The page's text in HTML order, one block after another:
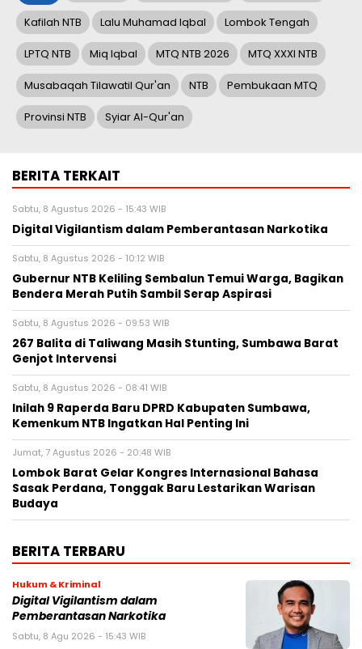
Kafilah NTB Lalu Muhamad Iqbal Lombok Tengah
LPTQ NTB Miq Iqbal MTQ NTB 2026 MTQ XXXI NTB
Musabaqah Tilawatil Qur'an NTB Pembukaan MTQ
Provinsi NTB Syiar Al-Qur'an
BERITA TERKAIT
Sabtu, 8 Agustus 2026 - 15:43 WIB
Digital Vigilantism dalam Pemberantasan Narkotika
Sabtu, 8 Agustus 2026 - 10:12 WIB
Gubernur NTB Keliling Sembalun Temui Warga, Bagikan
Bendera Merah Putih Sambil Serap Aspirasi
Sabtu, 8 Agustus 2026 - 09:53 WIB
267 Balita di Taliwang Masih Stunting, Sumbawa Barat
Genjot Intervensi
Sabtu, 8 Agustus 2026 - 08:41 WIB
Inilah 9 Raperda Baru DPRD Kabupaten Sumbawa,
Kemenkum NTB Ingatkan Hal Penting Ini
Jumat, 7 Agustus 2026 - 20:48 WIB
Lombok Barat Gelar Kongres Internasional Bahasa
Sasak Perdana, Tonggak Baru Lestarikan Warisan
Budaya
BERITA TERBARU
Hukum & Kriminal
Digital Vigilantism dalam
Pemberantasan Narkotika
Sabtu, 8 Agu 2026 - 15:43 WIB